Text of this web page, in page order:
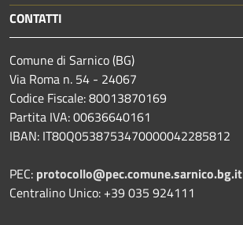
CONTATTI
Comune di Sarnico (BG)
Via Roma n. 54 - 24067
Codice Fiscale: 80013870169
Partita IVA: 00636640161
IBAN: IT80Q0538753470000042285812
PEC: protocollo@pec.comune.sarnico.bg.it
Centralino Unico: +39 035 924111